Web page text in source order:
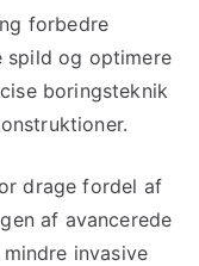
forbedre
spild og optimere
boringsteknik
drage fordel af
af avancerede
invasive